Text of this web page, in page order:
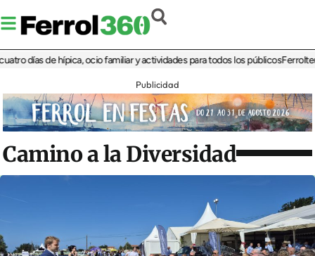
de hípica, ocio familiar y actividades para todos los públicosFerrolterra
Publicidad
Camino a la Diversidad